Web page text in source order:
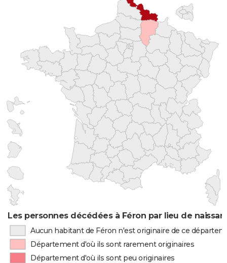
Les personnes décédées à Féron par lieu de
Aucun habitant de Féron n'est originaire de ce
Département d'où ils sont rarement originaires
Département d'où ils sont peu originaires